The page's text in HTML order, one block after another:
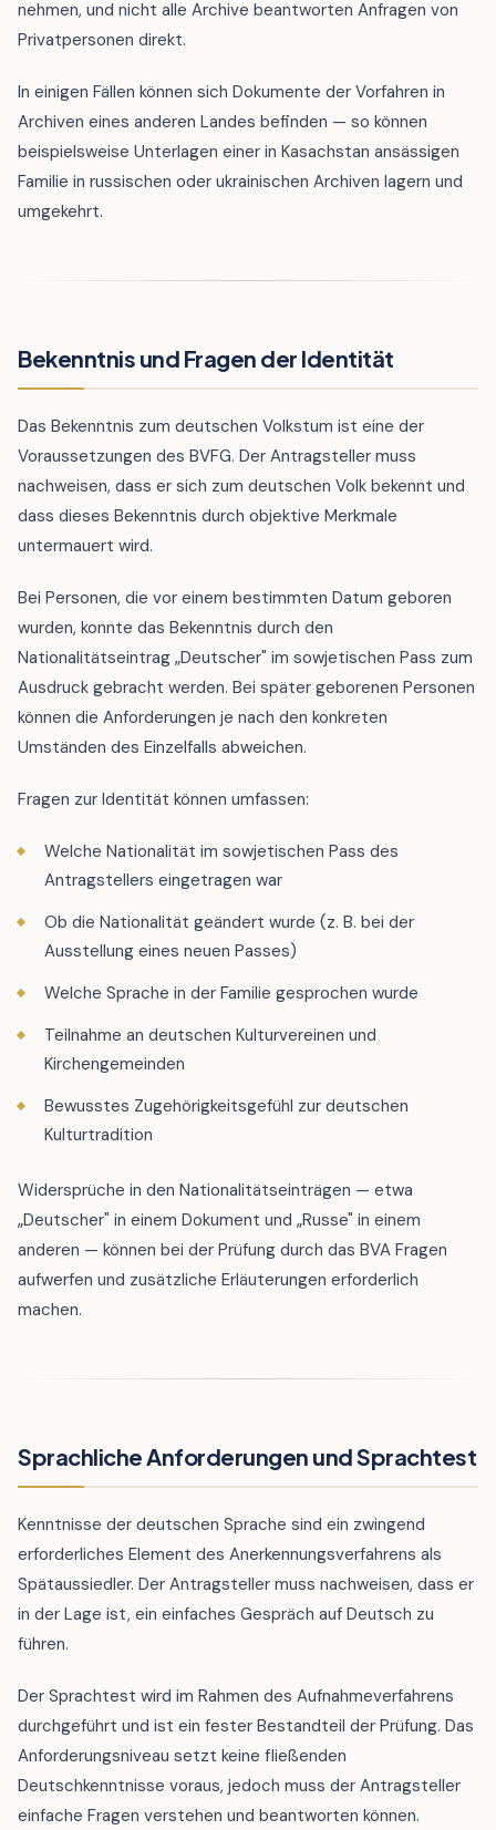
nehmen, und nicht alle Archive beantworten Anfragen von
Privatpersonen direkt.
In einigen Fällen können sich Dokumente der Vorfahren in
Archiven eines anderen Landes befinden — so können
beispielsweise Unterlagen einer in Kasachstan ansässigen
Familie in russischen oder ukrainischen Archiven lagern und
umgekehrt.
Bekenntnis und Fragen der Identität
Das Bekenntnis zum deutschen Volkstum ist eine der
Voraussetzungen des BVFG. Der Antragsteller muss
nachweisen, dass er sich zum deutschen Volk bekennt und
dass dieses Bekenntnis durch objektive Merkmale
untermauert wird.
Bei Personen, die vor einem bestimmten Datum geboren
wurden, konnte das Bekenntnis durch den
Nationalitätseintrag „Deutscher" im sowjetischen Pass zum
Ausdruck gebracht werden. Bei später geborenen Personen
können die Anforderungen je nach den konkreten
Umständen des Einzelfalls abweichen.
Fragen zur Identität können umfassen:
Welche Nationalität im sowjetischen Pass des
Antragstellers eingetragen war
Ob die Nationalität geändert wurde (z. B. bei der
Ausstellung eines neuen Passes)
Welche Sprache in der Familie gesprochen wurde
Teilnahme an deutschen Kulturvereinen und
Kirchengemeinden
Bewusstes Zugehörigkeitsgefühl zur deutschen
Kulturtradition
Widersprüche in den Nationalitätseinträgen — etwa
„Deutscher" in einem Dokument und „Russe" in einem
anderen — können bei der Prüfung durch das BVA Fragen
aufwerfen und zusätzliche Erläuterungen erforderlich
machen.
Sprachliche Anforderungen und Sprachtest
Kenntnisse der deutschen Sprache sind ein zwingend
erforderliches Element des Anerkennungsverfahrens als
Spätaussiedler. Der Antragsteller muss nachweisen, dass er
in der Lage ist, ein einfaches Gespräch auf Deutsch zu
führen.
Der Sprachtest wird im Rahmen des Aufnahmeverfahrens
durchgeführt und ist ein fester Bestandteil der Prüfung. Das
Anforderungsniveau setzt keine fließenden
Deutschkenntnisse voraus, jedoch muss der Antragsteller
einfache Fragen verstehen und beantworten können.